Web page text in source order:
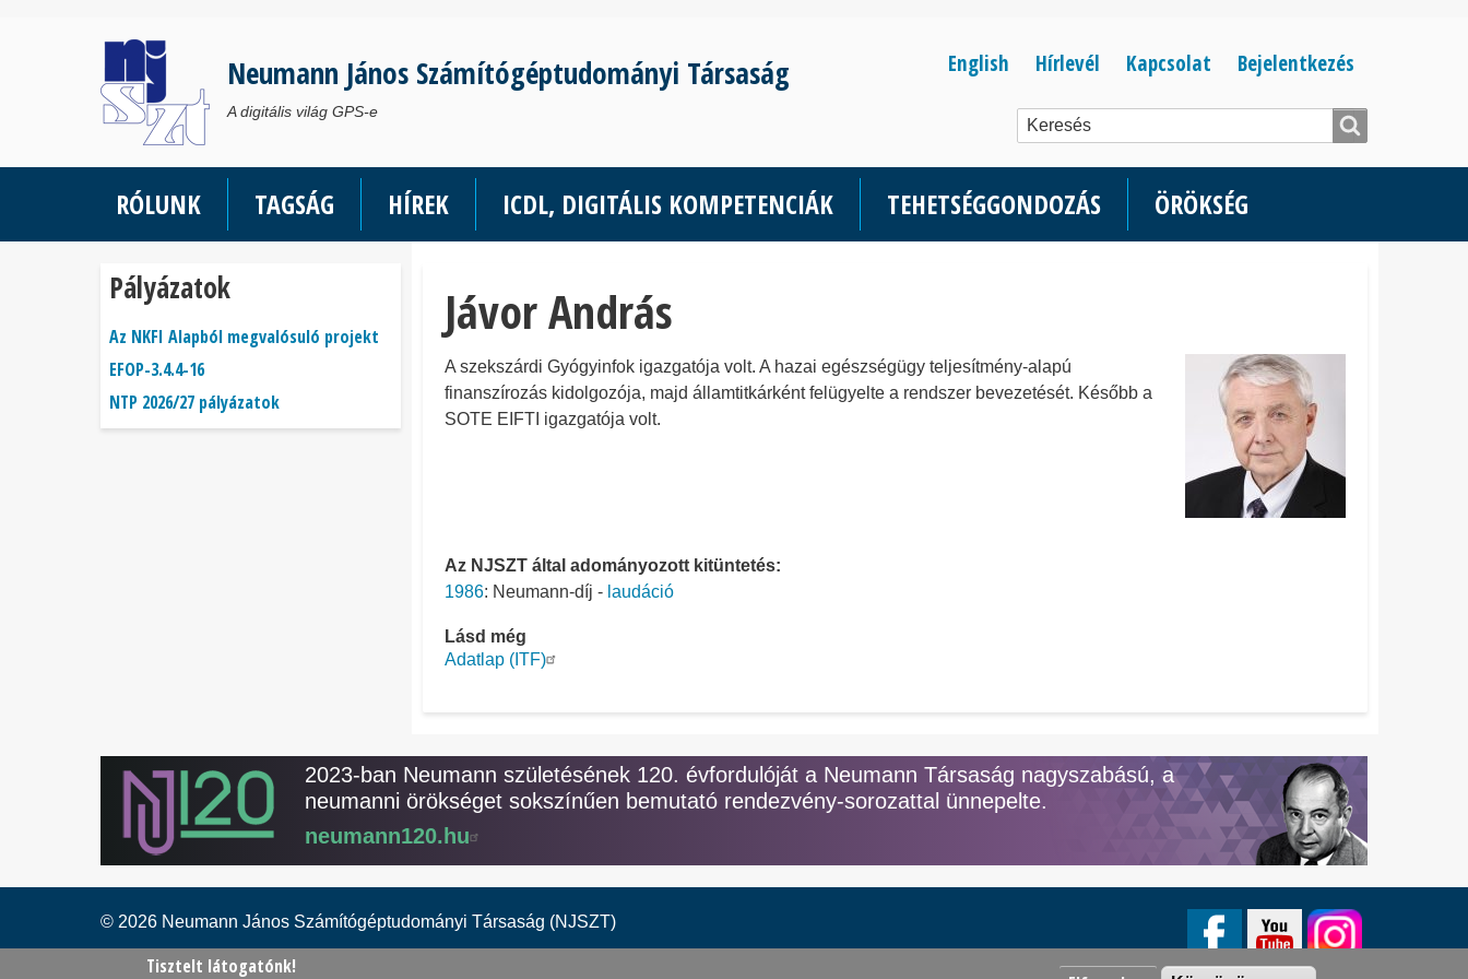
Neumann János Számítógéptudományi Társaság
A digitális világ GPS-e
Bejelentkezés
menüje
Bejelentkezés
English Hírlevél Kapcsolat
RÓLUNK TAGSÁG HÍREK ICDL, DIGITÁLIS KOMPETENCIÁK TEHETSÉGGONDOZÁS ÖRÖKSÉG
Jávor András
A szekszárdi Gyógyinfok igazgatója volt. A hazai egészségügy teljesítmény-alapú
finanszírozás kidolgozója, majd államtitkárként felügyelte a rendszer bevezetését. Később a
SOTE EIFTI igazgatója volt.
Az NJSZT által adományozott kitüntetés:
1986: Neumann-díj - laudáció
Lásd még
Adatlap (ITF)
Pályázatok
Az NKFI Alapból megvalósuló projekt
EFOP-3.4.4-16
NTP 2026/27 pályázatok
2023-ban Neumann születésének 120. évfordulóját a Neumann Társaság nagyszabású, a
neumanni örökséget sokszínűen bemutató rendezvény-sorozattal ünnepelte.
neumann120.hu
© 2026 Neumann János Számítógéptudományi Társaság (NJSZT)
Tisztelt látogatónk!